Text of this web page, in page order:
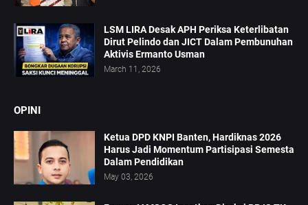
LSM LIRA Desak APH Periksa Keterlibatan
Dirut Pelindo dan JICT Dalam Pembunuhan
Aktivis Ermanto Usman
March 11, 2026
OPINI
Ketua DPD KNPI Banten, Hardiknas 2026
Harus Jadi Momentum Partisipasi Semesta
Dalam Pendidikan
May 03, 2026